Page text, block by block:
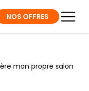
NOS OFFRES
mon propre salon